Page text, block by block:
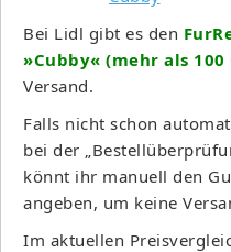
Bei Lidl gibt es den
»Cubby« (mehr als
Versand.
Falls nicht schon
bei der
könnt ihr manuell den
angeben, um keine
Im aktuellen